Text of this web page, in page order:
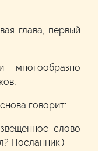
глава, первый
говорит:
слово
Посланник.)